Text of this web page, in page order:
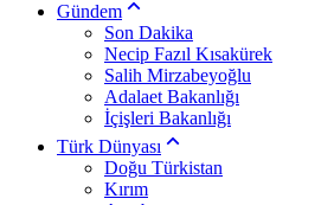
Gündem
Son Dakika
Necip Fazıl Kısakürek
Salih Mirzabeyoğlu
Adalaet Bakanlığı
İçişleri Bakanlığı
Türk Dünyası
Doğu Türkistan
Kırım